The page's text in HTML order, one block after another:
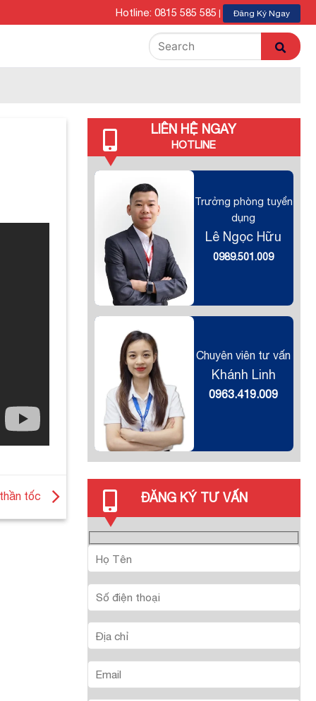
Hotline: 0815 585 585 Đăng Ký Ngay
tốc
LIÊN HỆ NGAY
HOTLINE
Trưởng phòng tuyển
dụng
Lê Ngọc Hữu
0989.501.009
Chuyên viên tư vấn
Khánh Linh
0963.419.009
ĐĂNG KÝ TƯ VẤN